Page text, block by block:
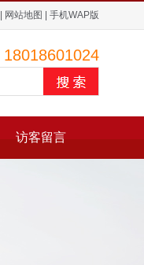
网站地图 手机WAP版
18018601024
访客留言